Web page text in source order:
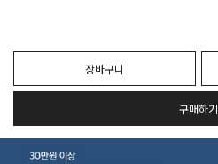
장바구니
구매하기